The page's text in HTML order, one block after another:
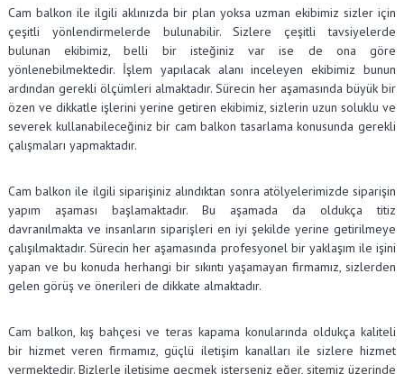
Cam balkon ile ilgili aklınızda bir plan yoksa uzman ekibimiz sizler için
çeşitli yönlendirmelerde bulunabilir. Sizlere çeşitli tavsiyelerde
bulunan ekibimiz, belli bir isteğiniz var ise de ona göre
yönlenebilmektedir. İşlem yapılacak alanı inceleyen ekibimiz bunun
ardından gerekli ölçümleri almaktadır. Sürecin her aşamasında büyük bir
özen ve dikkatle işlerini yerine getiren ekibimiz, sizlerin uzun soluklu ve
severek kullanabileceğiniz bir cam balkon tasarlama konusunda gerekli
çalışmaları yapmaktadır.
Cam balkon ile ilgili siparişiniz alındıktan sonra atölyelerimizde siparişin
yapım aşaması başlamaktadır. Bu aşamada da oldukça titiz
davranılmakta ve insanların siparişleri en iyi şekilde yerine getirilmeye
çalışılmaktadır. Sürecin her aşamasında profesyonel bir yaklaşım ile işini
yapan ve bu konuda herhangi bir sıkıntı yaşamayan firmamız, sizlerden
gelen görüş ve önerileri de dikkate almaktadır.
Cam balkon, kış bahçesi ve teras kapama konularında oldukça kaliteli
bir hizmet veren firmamız, güçlü iletişim kanalları ile sizlere hizmet
vermektedir. Bizlerle iletişime geçmek isterseniz eğer, sitemiz üzerinde